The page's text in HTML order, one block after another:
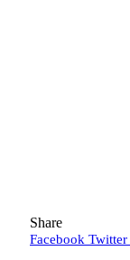
Share
Facebook Twitter